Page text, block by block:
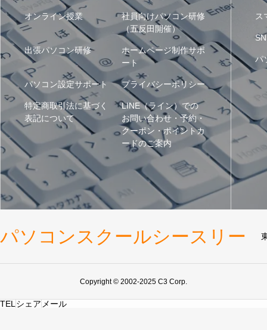
オンライン授業
社員向けパソコン研修
（五反田開催）
出張パソコン研修
ホームページ制作サポ
ート
パソコン設定サポート プライバシーポリシー
特定商取引法に基づく
表記について
LINE（ライン）での
お問い合わせ・予約・
クーポン・ポイントカ
ードのご案内
ス
パ
パソコンスクールシースリー
Copyright © 2002-2025 C3 Corp.
TEL シェア メール